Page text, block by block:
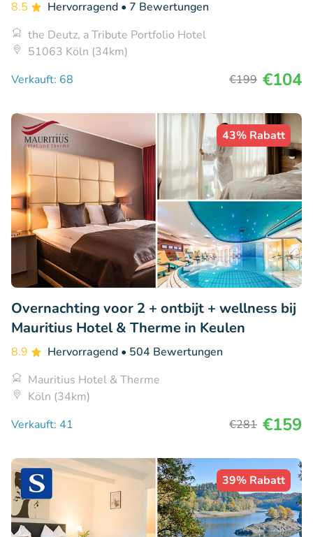
8.5 Hervorragend • 7 Bewertungen
the Deutz, a Tribute Portfolio Hotel
51063 Köln (34km)
Verkauft: 68
€199 €104
43% Rabatt
Overnachting voor 2 + ontbijt + wellness bij
Mauritius Hotel & Therme in Keulen
8.9 Hervorragend • 504 Bewertungen
Mauritius Hotel & Therme
Köln (34km)
Verkauft: 41
€281 €159
39% Rabatt